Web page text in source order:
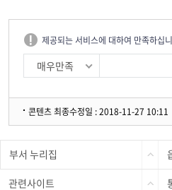
제공되는 서비스에 대하여 만족하십
매우만족
콘텐츠 최종수정일 : 2018-11-27 10:11
부서 누리집
관련사이트